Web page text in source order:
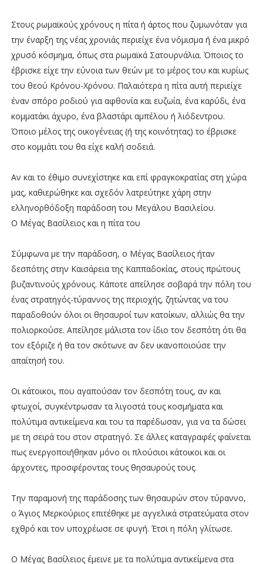
Στους ρωμαϊκούς χρόνους η πίτα ή άρτος που ζυμωνόταν για
την έναρξη της νέας χρονιάς περιείχε ένα νόμισμα ή ένα μικρό
χρυσό κόσμημα, όπως στα ρωμαϊκά Σατουρνάλια. Όποιος το
έβρισκε είχε την εύνοια των θεών με το μέρος του και κυρίως
του θεού Κρόνου-Χρόνου. Παλαιότερα η πίτα αυτή περιείχε
έναν σπόρο ροδιού για αφθονία και ευζωία, ένα καρύδι, ένα
κομματάκι άχυρο, ένα βλαστάρι αμπέλου ή λιόδεντρου.
Όποιο μέλος της οικογένειας (ή της κοινότητας) το έβρισκε
στο κομμάτι του θα είχε καλή σοδειά.
Αν και το έθιμο συνεχίστηκε και επί φραγκοκρατίας στη χώρα
μας, καθιερώθηκε και σχεδόν λατρεύτηκε χάρη στην
ελληνορθόδοξη παράδοση του Μεγάλου Βασιλείου.
Ο Μέγας Βασίλειος και η πίτα του
Σύμφωνα με την παράδοση, ο Μέγας Βασίλειος ήταν
δεσπότης στην Καισάρεια της Καππαδοκίας, στους πρώτους
βυζαντινούς χρόνους. Κάποτε απείλησε σοβαρά την πόλη του
ένας στρατηγός-τύραννος της περιοχής, ζητώντας να του
παραδοθούν όλοι οι θησαυροί των κατοίκων, αλλιώς θα την
πολιορκούσε. Απείλησε μάλιστα τον ίδιο τον δεσπότη ότι θα
τον εξόριζε ή θα τον σκότωνε αν δεν ικανοποιούσε την
απαίτησή του.
Οι κάτοικοι, που αγαπούσαν τον δεσπότη τους, αν και
φτωχοί, συγκέντρωσαν τα λιγοστά τους κοσμήματα και
πολύτιμα αντικείμενα και του τα παρέδωσαν, για να τα δώσει
με τη σειρά του στον στρατηγό. Σε άλλες καταγραφές φαίνεται
πως ενεργοποιήθηκαν μόνο οι πλούσιοι κάτοικοι και οι
άρχοντες, προσφέροντας τους θησαυρούς τους.
Την παραμονή της παράδοσης των θησαυρών στον τύραννο,
ο Άγιος Μερκούριος επιτέθηκε με αγγελικά στρατεύματα στον
εχθρό και τον υποχρέωσε σε φυγή. Έτσι η πόλη γλίτωσε.
Ο Μέγας Βασίλειος έμεινε με τα πολύτιμα αντικείμενα στα